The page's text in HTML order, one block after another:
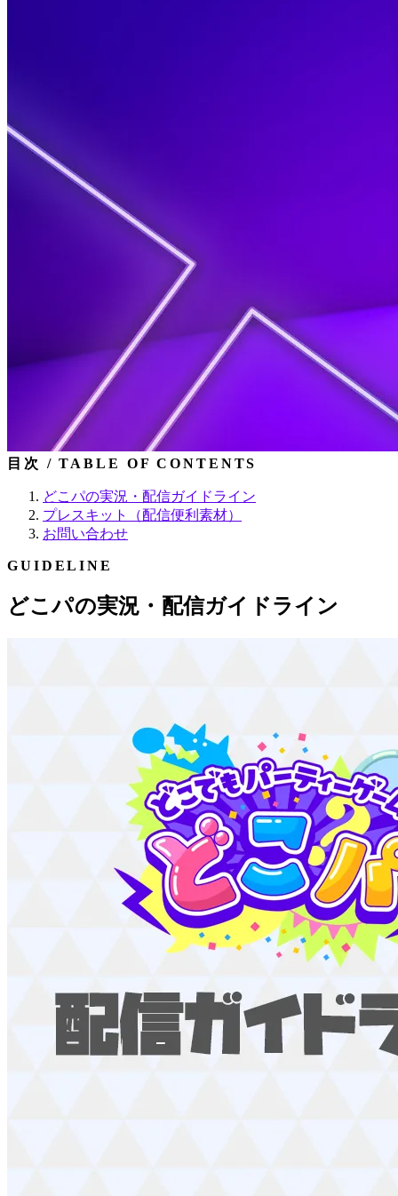
目次 / TABLE OF CONTENTS
どこパの実況・配信ガイドライン
プレスキット（配信便利素材）
お問い合わせ
GUIDELINE
どこパの実況・配信ガイドライン